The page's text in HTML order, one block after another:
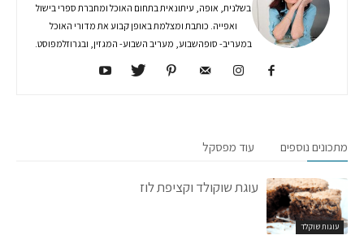
בשלנית, אופה, עיתונאית בתחום האוכל ומחברת ספרי בישול
ואפייה. כותבת ומצלמת באופן קבוע את מדורי האוכל
במעריב- סופהשבוע, מעריב השבוע- המגזין, ובגרוזלמפוסט.
מתכונים נוספים עוד מפסקל
עוגות שוקלד
עוגת שוקולד וקציפת לוז